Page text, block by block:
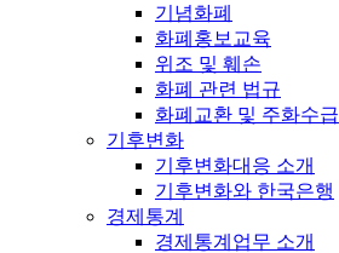
기념화폐
화폐홍보교육
위조 및 훼손
화폐 관련 법규
화폐교환 및 주화수급
기후변화
기후변화대응 소개
기후변화와 한국은행
경제통계
경제통계업무 소개